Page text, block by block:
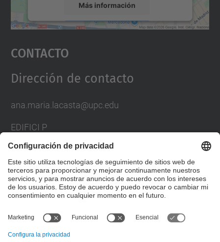
Más información
Aceptar
powered by
Contacto
Dirección de contacto
ana.maria.lacasta@upc.edu
EDIFICI P
AV. DOCTOR MARAÑON, 44-50
08028 BARCELONA
SPAIN
Formulario de contacto